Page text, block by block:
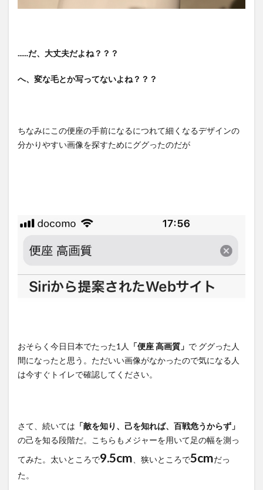
......だ、大丈夫だよね？？？
へ、変な毛とか写ってないよね？？？
ちなみにこの便座の手前になるにつれて細くなるデザインの
分かりやすい画像を探すためにググったのだが
おそらく今日日本でたった1人 「便座 高画質」 で ググった人
間になったと思う。ただいい画像がなかったので気になる人
は今すぐトイレで確認してください。
さて、続いては 「敵を知り、己を知れば、百戦危うからず」
の己を知る段階だ。こちらもメジャーを用いて足の幅を測っ
てみた。太いところで9.5cm 、狭いところで5cmだっ
た。